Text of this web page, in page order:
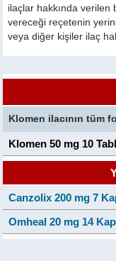
ilaçlar hakkında verilen
vereceği reçetenin
veya diğer kişiler ilaç
Klomen ilacının tüm
Klomen 50 mg 10
Canzolix 200 mg 7
Omheal 20 mg 14